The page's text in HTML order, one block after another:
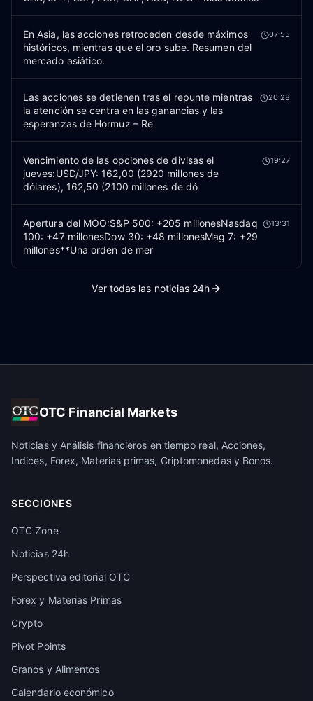
En Asia, las acciones retroceden desde máximos
históricos, mientras que el oro sube. Resumen del
mercado asiático.
07:55
Las acciones se detienen tras el repunte mientras
la atención se centra en las ganancias y las
esperanzas de Hormuz – Re
20:28
Vencimiento de las opciones de divisas el
jueves:USD/JPY: 162,00 (2920 millones de
dólares), 162,50 (2100 millones de dó
19:27
Apertura del MOO:S&P 500: +205 millonesNasdaq
100: +47 millonesDow 30: +48 millonesMag 7: +29
millones**Una orden de mer
13:31
Ver todas las noticias 24h
OTC Financial Markets
Noticias y Análisis financieros en tiempo real, Acciones,
Indices, Forex, Materias primas, Criptomonedas y Bonos.
SECCIONES
OTC Zone
Noticias 24h
Perspectiva editorial OTC
Forex y Materias Primas
Crypto
Pivot Points
Granos y Alimentos
Calendario económico